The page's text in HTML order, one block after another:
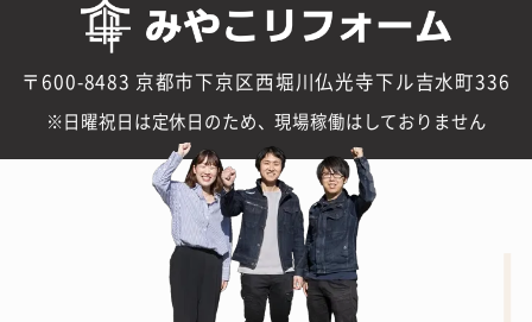
〒600-8483 京都市下京区西堀川仏光寺下ル吉水町336
日曜祝日は定休日のため、現場稼働はしておりません